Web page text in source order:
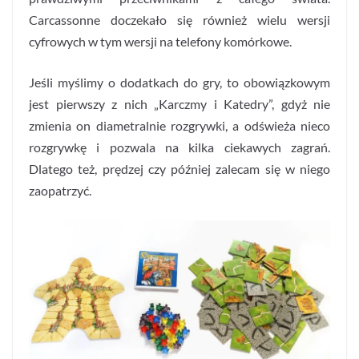
Carcassonne doczekało się również wielu wersji
cyfrowych w tym wersji na telefony komórkowe.
Jeśli myślimy o dodatkach do gry, to obowiązkowym
jest pierwszy z nich „Karczmy i Katedry”, gdyż nie
zmienia on diametralnie rozgrywki, a odświeża nieco
rozgrywkę i pozwala na kilka ciekawych zagrań.
Dlatego też, prędzej czy później zalecam się w niego
zaopatrzyć.